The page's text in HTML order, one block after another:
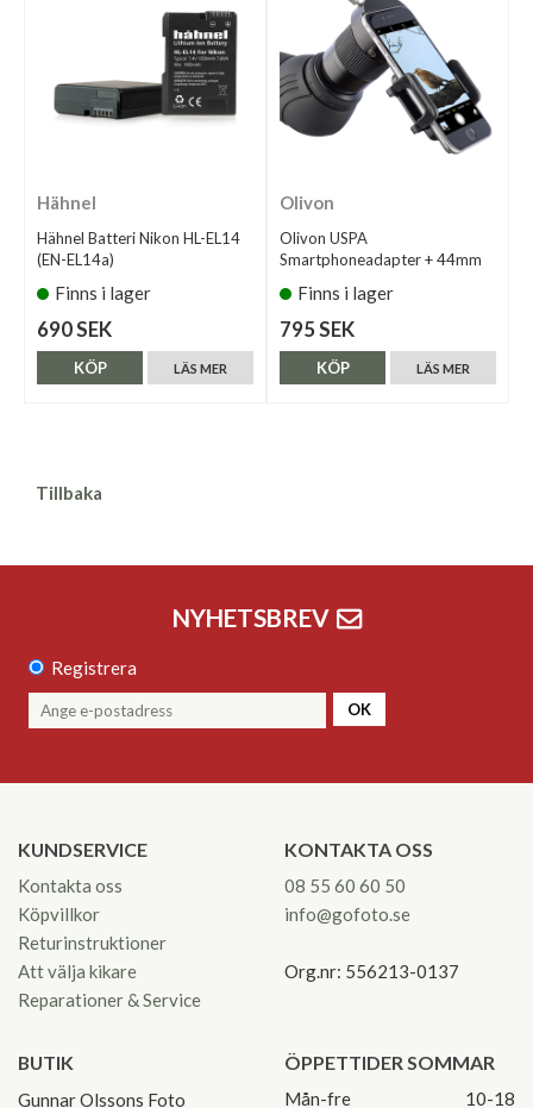
Hähnel
Hähnel Batteri Nikon HL-EL14
(EN-EL14a)
Finns i lager
690 SEK
LÄS MER
KÖP
Olivon
Olivon USPA
Smartphoneadapter + 44mm
Finns i lager
795 SEK
LÄS MER
KÖP
Tillbaka
NYHETSBREV
Registrera
OK
KUNDSERVICE
Kontakta oss
Köpvillkor
Returinstruktioner
Att välja kikare
Reparationer & Service
KONTAKTA OSS
08 55 60 60 50
info@gofoto.se
Org.nr: 556213-0137
BUTIK
Gunnar Olssons Foto
ÖPPETTIDER SOMMAR
Mån-fre 10-18